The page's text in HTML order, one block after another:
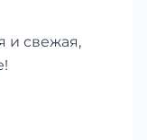
и свежая,